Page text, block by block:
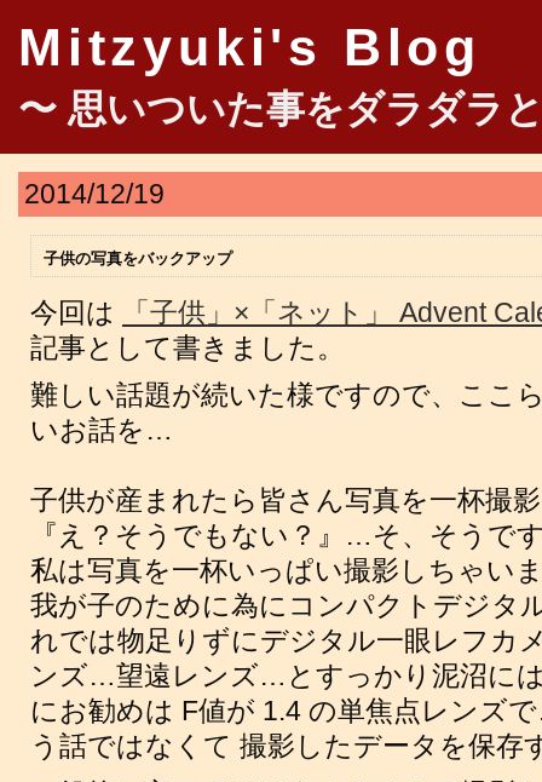
Mitzyuki's Blog
〜 思いついた事をダラダラ
2014/12/19
子供の写真をバックアップ
今回は
「子供」×「ネット」 Advent
記事として書きました。
難しい話題が続いた様ですので、ここ
いお話を…
子供が産まれたら皆さん写真を一杯撮
『え？そうでもない？』…そ、そうで
私は写真を一杯いっぱい撮影しちゃい
我が子のために為にコンパクトデジタ
れでは物足りずにデジタル一眼レフカ
ンズ…望遠レンズ…とすっかり泥沼に
にお勧めは F値が 1.4 の単焦点レンズ
う話ではなくて 撮影したデータを保存